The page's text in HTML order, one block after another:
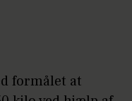
formålet at